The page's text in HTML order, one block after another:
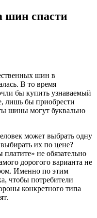
шин спасти
шин в
В то время
бы купить узнаваемый
лишь бы приобрести
шины могут буквально
может выбрать одну
их по цене?
не обязательно
дорогого варианта не
Именно по этим
чтобы потребители
конкретного типа